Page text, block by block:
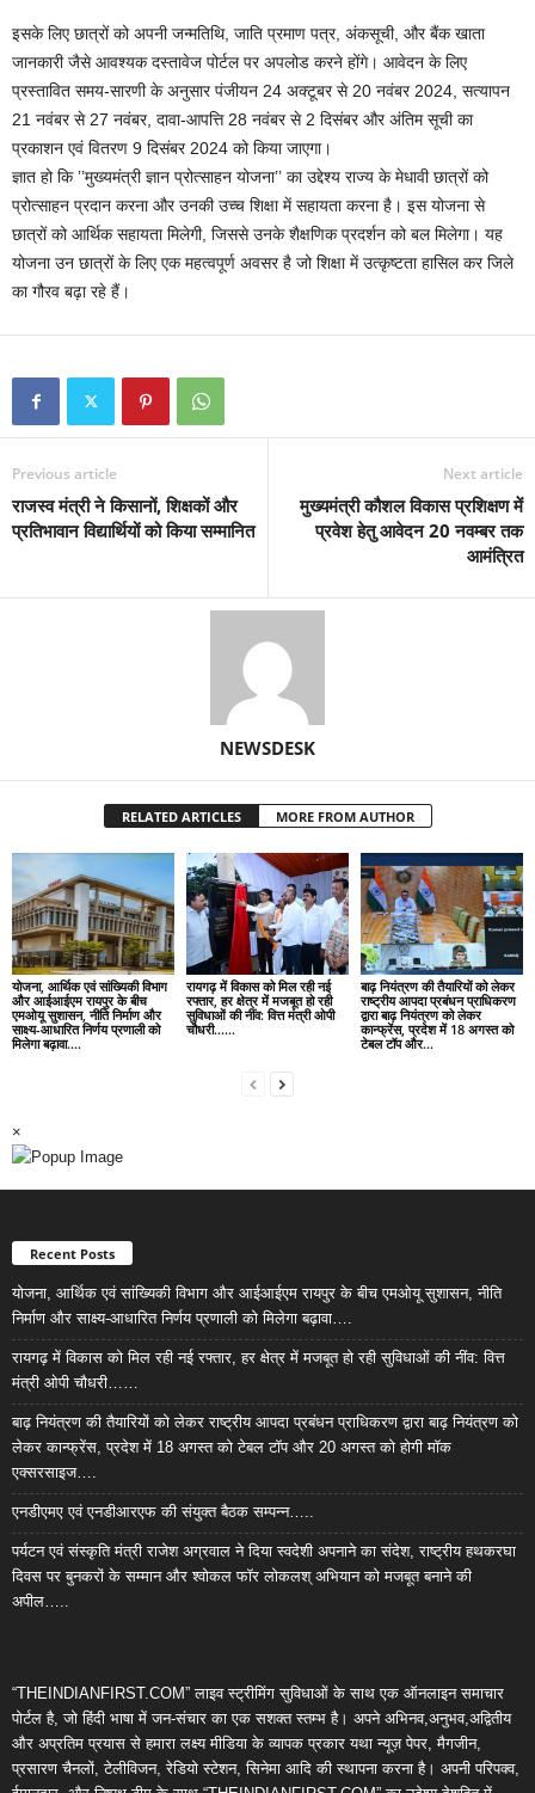
इसके लिए छात्रों को अपनी जन्मतिथि, जाति प्रमाण पत्र, अंकसूची, और बैंक खाता
जानकारी जैसे आवश्यक दस्तावेज पोर्टल पर अपलोड करने होंगे। आवेदन के लिए
प्रस्तावित समय-सारणी के अनुसार पंजीयन 24 अक्टूबर से 20 नवंबर 2024, सत्यापन
21 नवंबर से 27 नवंबर, दावा-आपत्ति 28 नवंबर से 2 दिसंबर और अंतिम सूची का
प्रकाशन एवं वितरण 9 दिसंबर 2024 को किया जाएगा।
ज्ञात हो कि ’’मुख्यमंत्री ज्ञान प्रोत्साहन योजना’’ का उद्देश्य राज्य के मेधावी छात्रों को
प्रोत्साहन प्रदान करना और उनकी उच्च शिक्षा में सहायता करना है। इस योजना से
छात्रों को आर्थिक सहायता मिलेगी, जिससे उनके शैक्षणिक प्रदर्शन को बल मिलेगा। यह
योजना उन छात्रों के लिए एक महत्वपूर्ण अवसर है जो शिक्षा में उत्कृष्टता हासिल कर जिले
का गौरव बढ़ा रहे हैं।
Previous article
राजस्व मंत्री ने किसानों, शिक्षकों और
प्रतिभावान विद्यार्थियों को किया सम्मानित
Next article
मुख्यमंत्री कौशल विकास प्रशिक्षण में
प्रवेश हेतु आवेदन 20 नवम्बर तक
आमंत्रित
NEWSDESK
RELATED ARTICLES MORE FROM AUTHOR
योजना, आर्थिक एवं सांख्यिकी विभाग
और आईआईएम रायपुर के बीच
एमओयू सुशासन, नीति निर्माण और
साक्ष्य-आधारित निर्णय प्रणाली को
मिलेगा बढ़ावा….
रायगढ़ में विकास को मिल रही नई
रफ्तार, हर क्षेत्र में मजबूत हो रही
सुविधाओं की नींव: वित्त मंत्री ओपी
चौधरी……
बाढ़ नियंत्रण की तैयारियों को लेकर
राष्ट्रीय आपदा प्रबंधन प्राधिकरण
द्वारा बाढ़ नियंत्रण को लेकर
कान्फ्रेंस, प्रदेश में 18 अगस्त को
टेबल टॉप और...
×
Recent Posts
योजना, आर्थिक एवं सांख्यिकी विभाग और आईआईएम रायपुर के बीच एमओयू सुशासन, नीति
निर्माण और साक्ष्य-आधारित निर्णय प्रणाली को मिलेगा बढ़ावा….
रायगढ़ में विकास को मिल रही नई रफ्तार, हर क्षेत्र में मजबूत हो रही सुविधाओं की नींव: वित्त
मंत्री ओपी चौधरी……
बाढ़ नियंत्रण की तैयारियों को लेकर राष्ट्रीय आपदा प्रबंधन प्राधिकरण द्वारा बाढ़ नियंत्रण को
लेकर कान्फ्रेंस, प्रदेश में 18 अगस्त को टेबल टॉप और 20 अगस्त को होगी मॉक
एक्सरसाइज….
एनडीएमए एवं एनडीआरएफ की संयुक्त बैठक सम्पन्न…..
पर्यटन एवं संस्कृति मंत्री राजेश अग्रवाल ने दिया स्वदेशी अपनाने का संदेश, राष्ट्रीय हथकरघा
दिवस पर बुनकरों के सम्मान और श्वोकल फॉर लोकलश् अभियान को मजबूत बनाने की
अपील…..
“THEINDIANFIRST.COM” लाइव स्ट्रीमिंग सुविधाओं के साथ एक ऑनलाइन समाचार
पोर्टल है, जो हिंदी भाषा में जन-संचार का एक सशक्त स्तम्भ है। अपने अभिनव,अनुभव,अद्वितीय
और अप्रतिम प्रयास से हमारा लक्ष्य मीडिया के व्यापक प्रकार यथा न्यूज़ पेपर, मैगजीन,
प्रसारण चैनलों, टेलीविजन, रेडियो स्टेशन, सिनेमा आदि की स्थापना करना है। अपनी परिपक्व,